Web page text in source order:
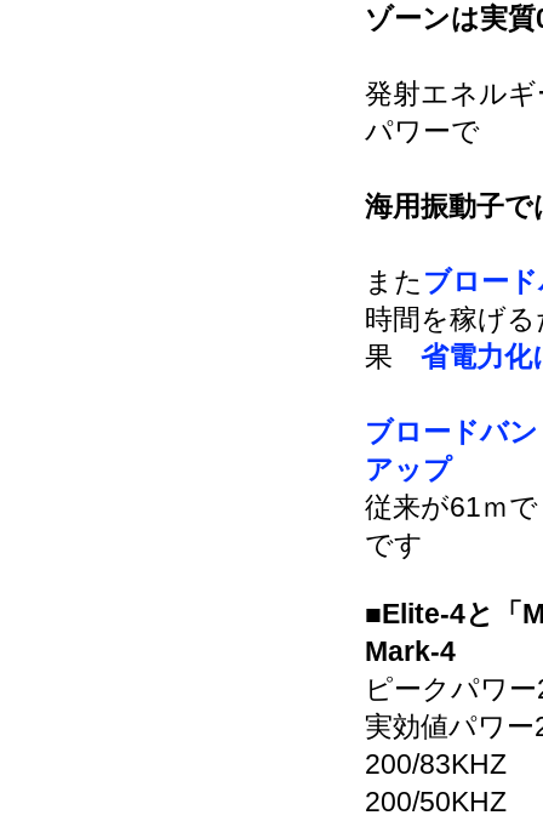
ゾーンは実
発射エネル
パワーで
海用振動子
また ブロー
時間を稼げ
果 省電力化
ブロードバ
アップ
従来が61ｍ
です
■Elite-4と「
Mark-4
ピークパワ
実効値パワー
200/83KHZ
200/50KHZ